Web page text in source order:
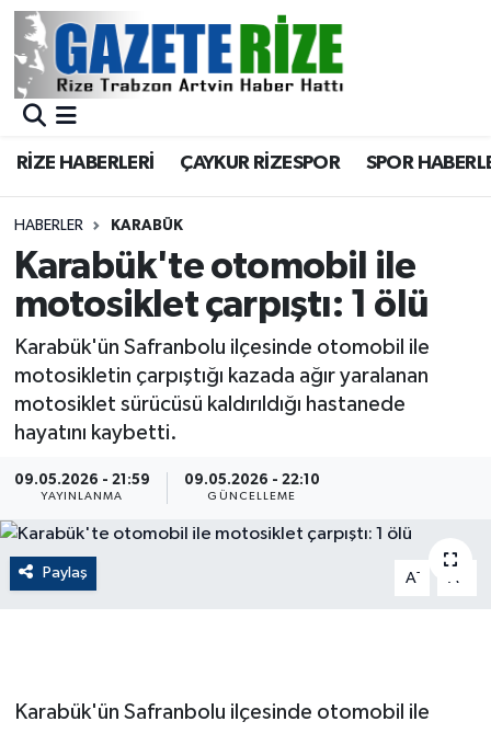
RİZE HABERLERİ ÇAYKUR RİZESPOR SPOR
HABERLER KARABÜK
Karabük'te otomobil ile
motosiklet çarpıştı: 1 ölü
Karabük'ün Safranbolu ilçesinde otomobil ile
motosikletin çarpıştığı kazada ağır yaralanan
motosiklet sürücüsü kaldırıldığı hastanede
hayatını kaybetti.
09.05.2026 - 21:59
YAYINLANMA
09.05.2026 - 22:10
GÜNCELLEME
Paylaş A- A
Karabük'ün Safranbolu ilçesinde otomobil ile
BÖLGEMİZ
Asayiş
Rize Jandarma Komutanlığı
Bilim Teknoloji
Canlı Maç
ÇEVRE
Dış Haberler
Merkez Nöbetçi Eczaneler
Merkez Trafik Yoğunluk Haritası
Süper Lig Puan Durumu ve Fikstür
Tüm Manşetler